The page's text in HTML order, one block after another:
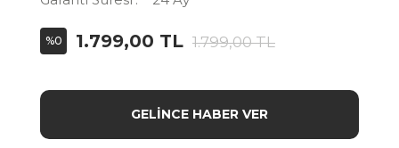
%0 1.799,00 TL 1.799,00 TL
GELİNCE HABER VER